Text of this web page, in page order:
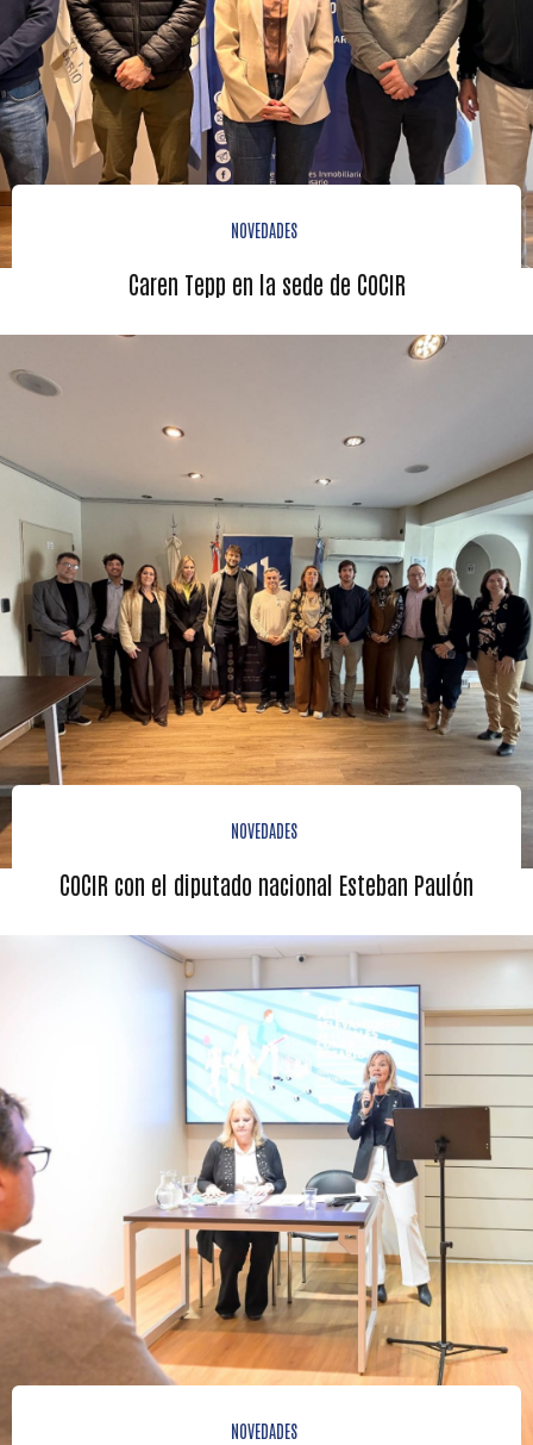
NOVEDADES
Caren Tepp en la sede de COCIR
NOVEDADES
COCIR con el diputado nacional Esteban Paulón
NOVEDADES